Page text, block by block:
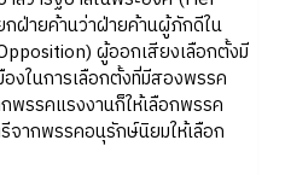
กฝ่ายค้านว่าฝ่ายค้านผู้ภักดีใน
ผู้ออกเสียงเลือกตั้งมี
งในการเลือกตั้งที่มีสองพรรค
รรคแรงงานก็ให้เลือกพรรค
จากพรรคอนุรักษ์นิยมให้เลือก